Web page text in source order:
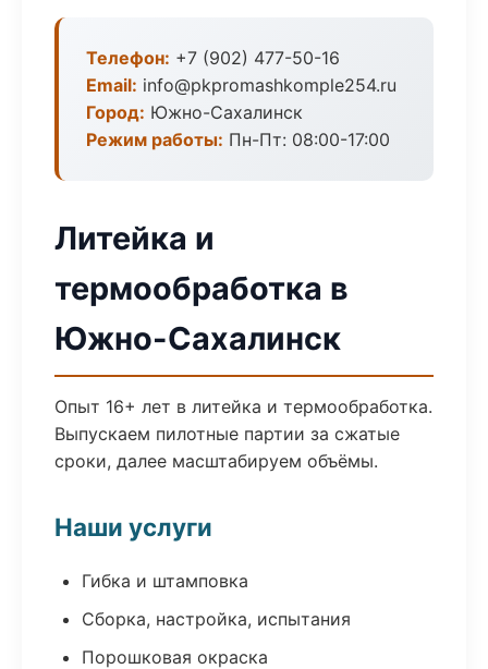
Телефон: +7 (902) 477-50-16
Email: info@pkpromashkomple254.ru
Город: Южно-Сахалинск
Режим работы: Пн-Пт: 08:00-17:00
Литейка и
термообработка в
Южно-Сахалинск
Опыт 16+ лет в литейка и термообработка.
Выпускаем пилотные партии за сжатые
сроки, далее масштабируем объёмы.
Наши услуги
Гибка и штамповка
Сборка, настройка, испытания
Порошковая окраска